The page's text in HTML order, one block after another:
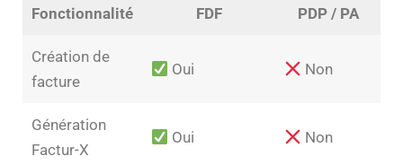
Fonctionnalité FDF PDP / PA
Création de
facture
Oui Non
Génération
Factur-X
Oui Non